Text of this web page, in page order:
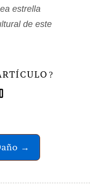
estrella
de este
?
→